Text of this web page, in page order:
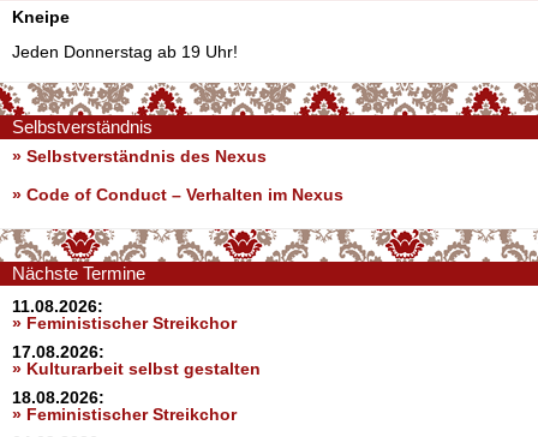
Kneipe
Jeden Donnerstag ab 19 Uhr!
Selbstverständnis
» Selbstverständnis des Nexus
» Code of Conduct – Verhalten im Nexus
Nächste Termine
11.08.2026:
» Feministischer Streikchor
17.08.2026:
» Kulturarbeit selbst gestalten
18.08.2026:
» Feministischer Streikchor